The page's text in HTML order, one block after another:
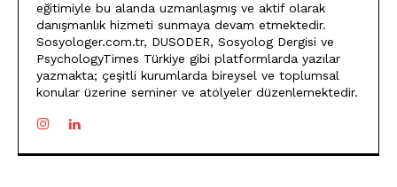
eğitimiyle bu alanda uzmanlaşmış ve aktif olarak
danışmanlık hizmeti sunmaya devam etmektedir.
Sosyologer.com.tr, DUSODER, Sosyolog Dergisi ve
PsychologyTimes Türkiye gibi platformlarda yazılar
yazmakta; çeşitli kurumlarda bireysel ve toplumsal
konular üzerine seminer ve atölyeler düzenlemektedir.